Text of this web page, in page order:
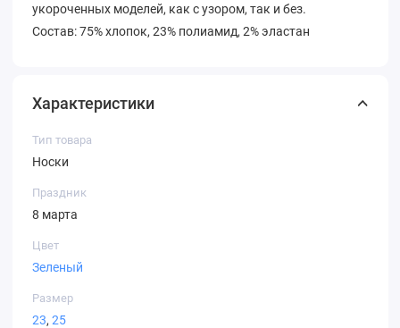
укороченных моделей, как с узором, так и без.
Состав: 75% хлопок, 23% полиамид, 2% эластан
Характеристики
Тип товара
Носки
Праздник
8 марта
Цвет
Зеленый
Размер
23, 25